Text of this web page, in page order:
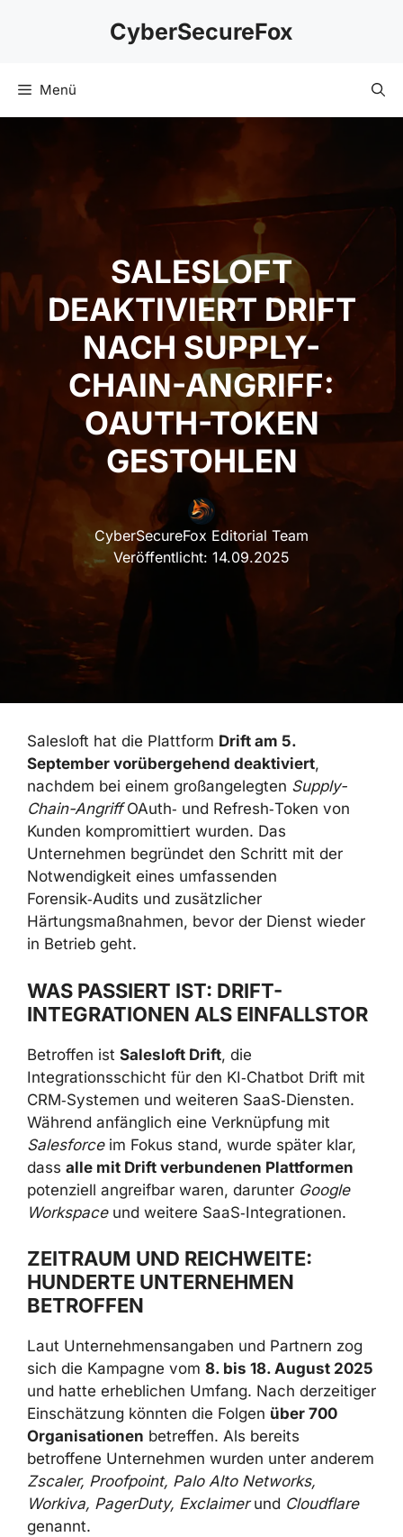
CyberSecureFox
Menü
SALESLOFT
DEAKTIVIERT DRIFT
NACH SUPPLY-
CHAIN-ANGRIFF:
OAUTH-TOKEN
GESTOHLEN
CyberSecureFox Editorial Team
Veröffentlicht: 14.09.2025
Salesloft hat die Plattform Drift am 5.
September vorübergehend deaktiviert,
nachdem bei einem großangelegten Supply-
Chain-AngriffOAuth‑ und Refresh‑Token von
Kunden kompromittiert wurden. Das
Unternehmen begründet den Schritt mit der
Notwendigkeit eines umfassenden
Forensik‑Audits und zusätzlicher
Härtungsmaßnahmen, bevor der Dienst wieder
in Betrieb geht.
WAS PASSIERT IST: DRIFT-
INTEGRATIONEN ALS EINFALLSTOR
Betroffen ist Salesloft Drift, die
Integrationsschicht für den KI‑Chatbot Drift mit
CRM‑Systemen und weiteren SaaS‑Diensten.
Während anfänglich eine Verknüpfung mit
Salesforceim Fokus stand, wurde später klar,
dass alle mit Drift verbundenen Plattformen
potenziell angreifbar waren, darunter Google
Workspaceund weitere SaaS‑Integrationen.
ZEITRAUM UND REICHWEITE:
HUNDERTE UNTERNEHMEN
BETROFFEN
Laut Unternehmensangaben und Partnern zog
sich die Kampagne vom 8. bis 18. August 2025
und hatte erheblichen Umfang. Nach derzeitiger
Einschätzung könnten die Folgen über 700
Organisationen betreffen. Als bereits
betroffene Unternehmen wurden unter anderem
Zscaler, Proofpoint, Palo Alto Networks,
Workiva, PagerDuty, Exclaimerund Cloudflare
genannt.